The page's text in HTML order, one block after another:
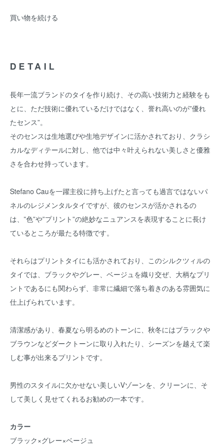
買い物を続ける
DETAIL
長年一流ブランドのタイを作り続け、その高い技術力と経験をも
とに、ただ技術に優れているだけではなく、誉れ高いのが”優れ
たセンス”。
そのセンスは生地選びや生地デザインに活かされており、クラシ
カルなディテールに対し、他では中々叶えられない美しさと優雅
さを合わせ持っています。
Stefano Cauを一躍主役に持ち上げたと言っても過言ではないパ
ネルのレジメンタルタイですが、彼のセンスが活かされるの
は、”色”や”プリント”の絶妙なニュアンスを表現することに長け
ているところが最たる特徴です。
それらはプリントタイにも活かされており、このシルクツィルの
タイでは、ブラックやグレー、ベージュを織り交ぜ、大柄なプリ
ントであるにも関わらず、非常に繊細で落ち着きのある雰囲気に
仕上げられています。
清潔感があり、春夏なら明るめのトーンに、秋冬にはブラックや
ブラウンなどダークトーンに取り入れたり、シーズンを越えて楽
しむ事が出来るプリントです。
男性のスタイルに欠かせない美しいVゾーンを、クリーンに、そ
して美しく見せてくれるお勧めの一本です。
カラー
ブラック×グレー×ベージュ